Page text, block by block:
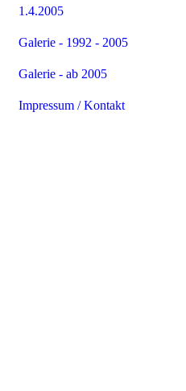
1.4.2005
Galerie - 1992 - 2005
Galerie - ab 2005
Impressum / Kontakt